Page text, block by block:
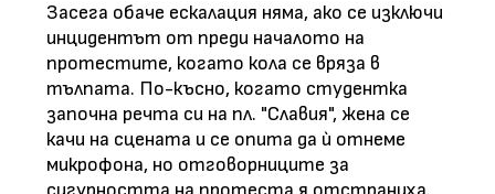
Засега обаче ескалация няма, ако се изключи
инцидентът от преди началото на
протестите, когато кола се вряза в
тълпата. По-късно, когато студентка
започна речта си на пл. "Славия", жена се
качи на сцената и се опита да ѝ отнеме
микрофона, но отговорниците за